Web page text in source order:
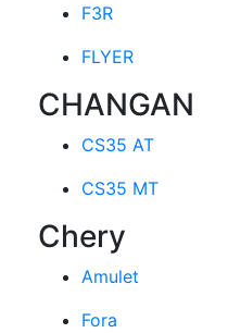
F3R
FLYER
CHANGAN
CS35 AT
CS35 MT
Chery
Amulet
Fora